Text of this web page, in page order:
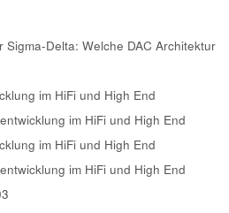
Sigma-Delta: Welche DAC Architektur
im HiFi und High End
im HiFi und High End
im HiFi und High End
im HiFi und High End